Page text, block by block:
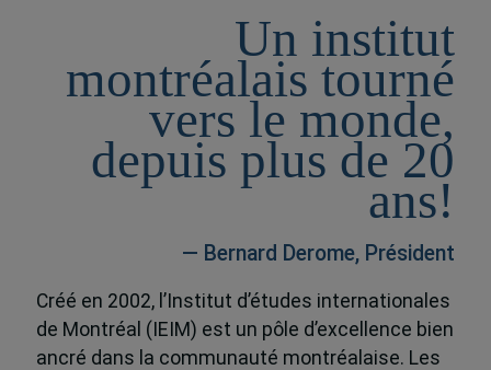
Un institut
montréalais tourné
vers le monde,
depuis plus de 20
ans!
— Bernard Derome, Président
Créé en 2002, l’Institut d’études internationales
de Montréal (IEIM) est un pôle d’excellence bien
ancré dans la communauté montréalaise. Les